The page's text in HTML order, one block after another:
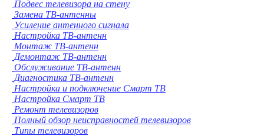
Подвес телевизора на стену
Замена ТВ-антенны
Усиление антенного сигнала
Настройка ТВ-антенн
Монтаж ТВ-антенн
Демонтаж ТВ-антенн
Обслуживание ТВ-антенн
Диагностика ТВ-антенн
Настройка и подключение Смарт ТВ
Настройка Смарт ТВ
Ремонт телевизоров
Полный обзор неисправностей телевизоров
Типы телевизоров